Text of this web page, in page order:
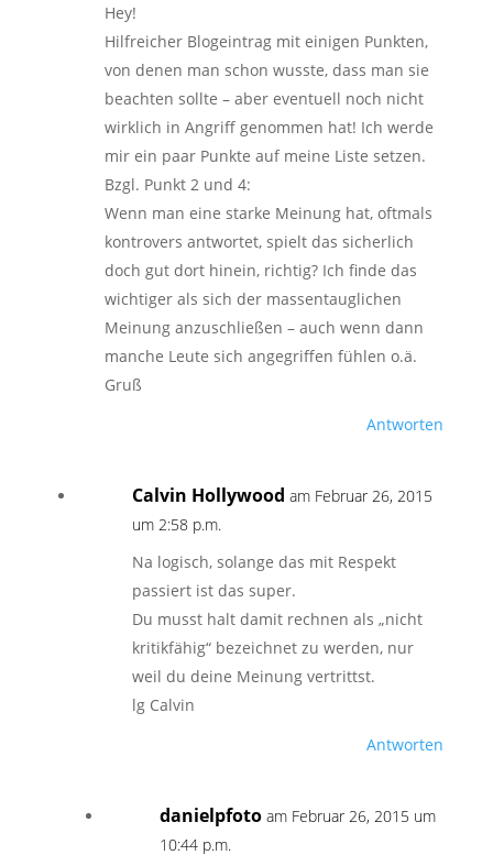
Hey!
Hilfreicher Blogeintrag mit einigen Punkten,
von denen man schon wusste, dass man sie
beachten sollte – aber eventuell noch nicht
wirklich in Angriff genommen hat! Ich werde
mir ein paar Punkte auf meine Liste setzen.
Bzgl. Punkt 2 und 4:
Wenn man eine starke Meinung hat, oftmals
kontrovers antwortet, spielt das sicherlich
doch gut dort hinein, richtig? Ich finde das
wichtiger als sich der massentauglichen
Meinung anzuschließen – auch wenn dann
manche Leute sich angegriffen fühlen o.ä.
Gruß
Antworten
Calvin Hollywood am Februar 26, 2015
um 2:58 p.m.
Na logisch, solange das mit Respekt
passiert ist das super.
Du musst halt damit rechnen als „nicht
kritikfähig“ bezeichnet zu werden, nur
weil du deine Meinung vertrittst.
lg Calvin
Antworten
danielpfoto am Februar 26, 2015 um
10:44 p.m.